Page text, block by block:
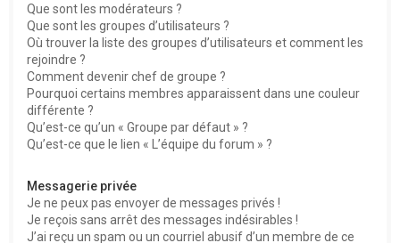
Que sont les modérateurs ?
Que sont les groupes d’utilisateurs ?
Où trouver la liste des groupes d’utilisateurs et comment les
rejoindre ?
Comment devenir chef de groupe ?
Pourquoi certains membres apparaissent dans une couleur
différente ?
Qu’est-ce qu’un « Groupe par défaut » ?
Qu’est-ce que le lien « L’équipe du forum » ?
Messagerie privée
Je ne peux pas envoyer de messages privés !
Je reçois sans arrêt des messages indésirables !
J’ai reçu un spam ou un courriel abusif d’un membre de ce